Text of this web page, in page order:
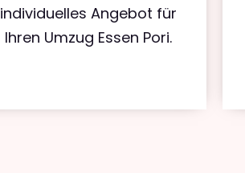
individuelles Angebot für
Ihren Umzug Essen Pori.